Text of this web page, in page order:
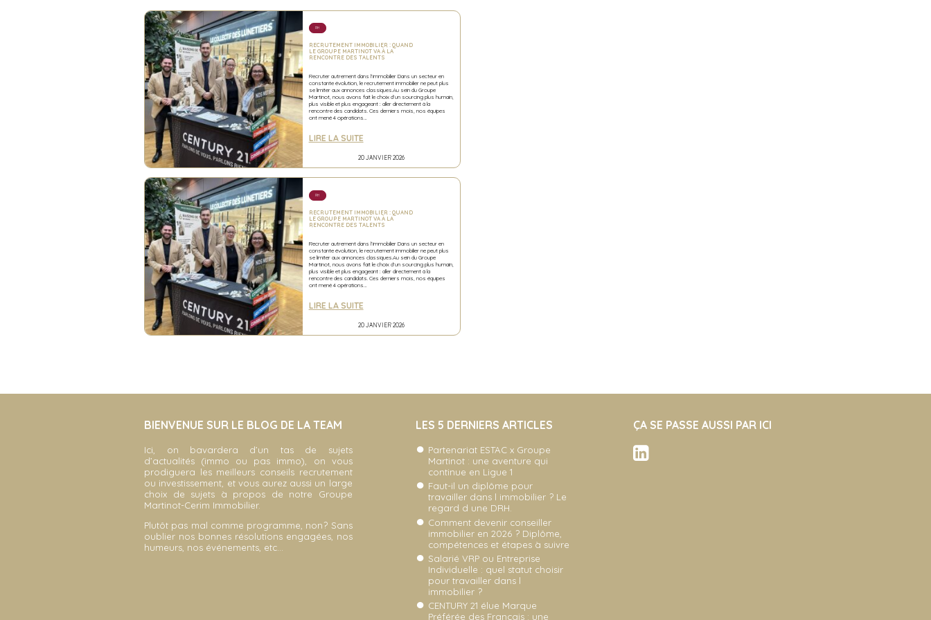
RH
RECRUTEMENT IMMOBILIER : QUAND
LE GROUPE MARTINOT VA À LA
RENCONTRE DES TALENTS
Recruter autrement dans l’immobilier Dans un secteur en
constante évolution, le recrutement immobilier ne peut plus
se limiter aux annonces classiques.Au sein du Groupe
Martinot, nous avons fait le choix d’un sourcing plus humain,
plus visible et plus engageant : aller directement à la
rencontre des candidats. Ces derniers mois, nos équipes
ont mené 4 opérations…
LIRE LA SUITE
20 JANVIER 2026
RH
RECRUTEMENT IMMOBILIER : QUAND
LE GROUPE MARTINOT VA À LA
RENCONTRE DES TALENTS
Recruter autrement dans l’immobilier Dans un secteur en
constante évolution, le recrutement immobilier ne peut plus
se limiter aux annonces classiques.Au sein du Groupe
Martinot, nous avons fait le choix d’un sourcing plus humain,
plus visible et plus engageant : aller directement à la
rencontre des candidats. Ces derniers mois, nos équipes
ont mené 4 opérations…
LIRE LA SUITE
20 JANVIER 2026
BIENVENUE SUR LE BLOG DE LA TEAM
Ici, on bavardera d’un tas de sujets
d’actualités (immo ou pas immo), on vous
prodiguera les meilleurs conseils recrutement
ou investissement, et vous aurez aussi un large
choix de sujets à propos de notre Groupe
Martinot-Cerim Immobilier.
Plutôt pas mal comme programme, non? Sans
oublier nos bonnes résolutions engagées, nos
humeurs, nos événements, etc…
LES 5 DERNIERS ARTICLES
Partenariat ESTAC x Groupe
Martinot : une aventure qui
continue en Ligue 1
Faut-il un diplôme pour
travailler dans l immobilier ? Le
regard d une DRH.
Comment devenir conseiller
immobilier en 2026 ? Diplôme,
compétences et étapes à suivre
Salarié VRP ou Entreprise
Individuelle : quel statut choisir
pour travailler dans l
immobilier ?
CENTURY 21 élue Marque
Préférée des Français : une
ÇA SE PASSE AUSSI PAR ICI